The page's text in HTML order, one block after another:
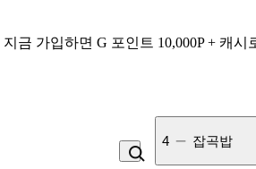
지금 가입하면 G 포인트 10,000P + 캐시
4 잡곡밥